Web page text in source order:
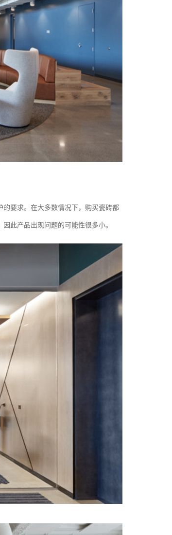
要求。在大多数情况下，购买瓷砖都
此产品出现问题的可能性很多小。